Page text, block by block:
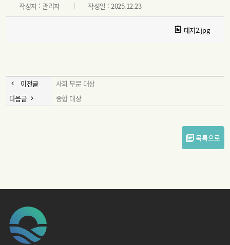
작성자 : 관리자 작성일 : 2025.12.23
대지2.jpg
이전글
사회 부문 대상
다음글
종합 대상
목록으로